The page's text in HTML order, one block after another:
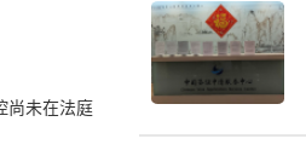
尚未在法庭